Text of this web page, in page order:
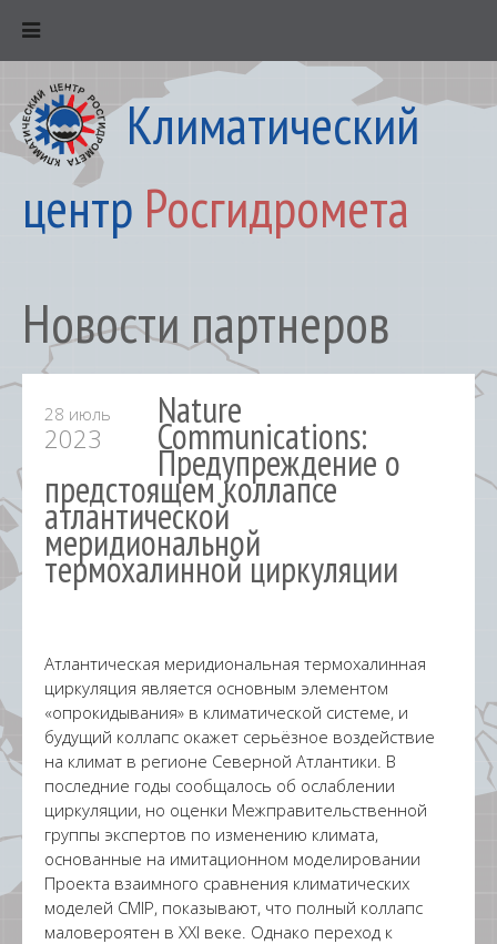
Климатический
центр Росгидромета
Новости партнеров
28 июль
2023
Nature
Communications:
Предупреждение о
предстоящем коллапсе
атлантической
меридиональной
термохалинной циркуляции
Атлантическая меридиональная термохалинная
циркуляция является основным элементом
«опрокидывания» в климатической системе, и
будущий коллапс окажет серьёзное воздействие
на климат в регионе Северной Атлантики. В
последние годы сообщалось об ослаблении
циркуляции, но оценки Межправительственной
группы экспертов по изменению климата,
основанные на имитационном моделировании
Проекта взаимного сравнения климатических
моделей CMIP, показывают, что полный коллапс
маловероятен в XXI веке. Однако переход к